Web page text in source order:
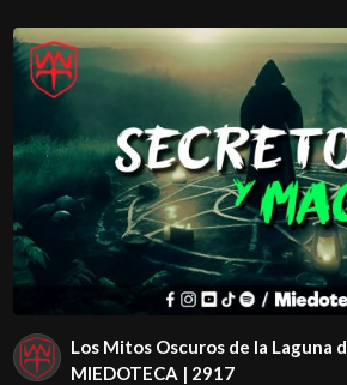
Los Mitos Oscuros de la Laguna
MIEDOTECA | 2917